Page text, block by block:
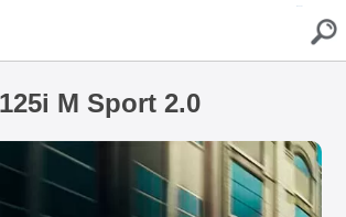
125i M Sport 2.0